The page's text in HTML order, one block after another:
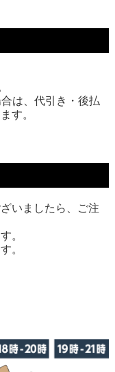
は、代引き・後払
す。
いましたら、ご注
。
。